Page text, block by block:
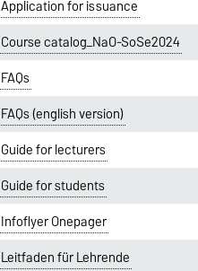
Application for issuance
Course catalog_NaO-SoSe2024
FAQs
FAQs (english version)
Guide for lecturers
Guide for students
Infoflyer Onepager
Leitfaden für Lehrende